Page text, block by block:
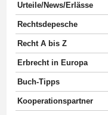
Urteile/News/Erlässe
Rechtsdepesche
Recht A bis Z
Erbrecht in Europa
Buch-Tipps
Kooperationspartner